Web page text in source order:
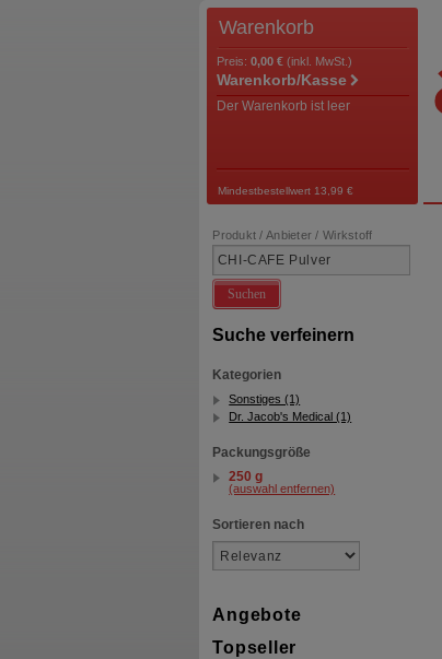
Warenkorb
Preis: 0,00 € (inkl. MwSt.)
Warenkorb/Kasse
Der Warenkorb ist leer
Mindestbestellwert 13,99 €
Produkt / Anbieter / Wirkstoff
Suchen
Suche verfeinern
Kategorien
Sonstiges (1)
Dr. Jacob's Medical (1)
Packungsgröße
250 g
(auswahl entfernen)
Sortieren nach
Angebote
Topseller